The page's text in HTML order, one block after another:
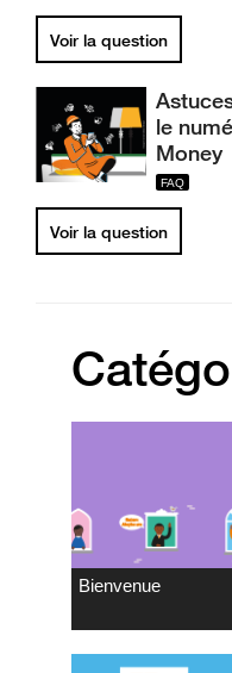
Voir la question
le
Money
Voir la question
Bienvenue